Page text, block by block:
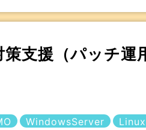
策支援（パッチ運
WindowsServer Linux